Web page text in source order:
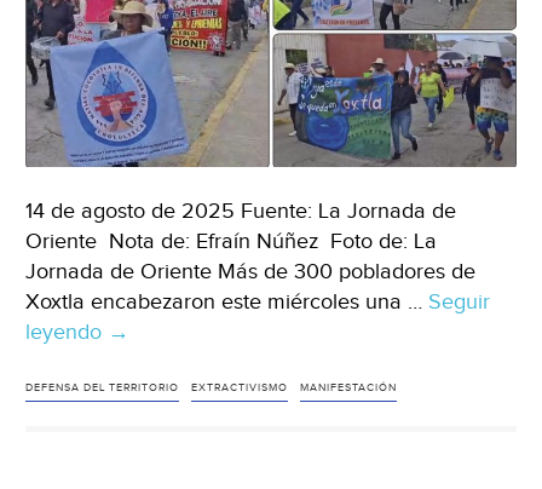
14 de agosto de 2025 Fuente: La Jornada de
Oriente Nota de: Efraín Núñez Foto de: La
Jornada de Oriente Más de 300 pobladores de
Xoxtla encabezaron este miércoles una … Seguir
leyendo Puebla
En
→
DEFENSA DEL TERRITORIO EXTRACTIVISMO MANIFESTACIÓN